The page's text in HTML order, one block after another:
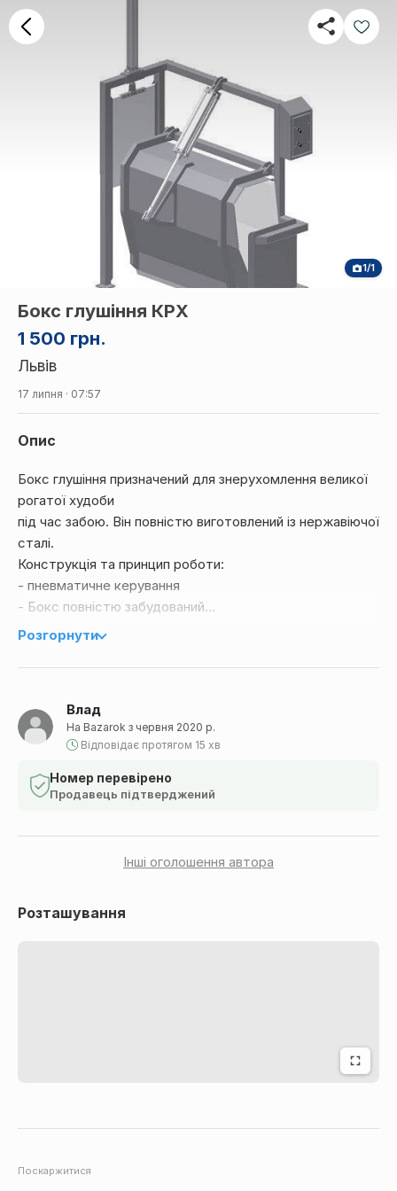
1/1
1 500 грн.
Бокс глушіння КРХ
Львів
17 липня · 07:57
Влад
На Bazarok з червня 2020 р.
Відповідає протягом 15 хв
Номер перевірено
Продавець підтверджений
Інші оголошення автора
Опис
Бокс глушіння призначений для знерухомлення великої
рогатої худоби
під час забою. Він повністю виготовлений із нержавіючої
сталі.
Конструкція та принцип роботи:
- пневматичне керування
- Бокс повністю забудований
- нержавіюча сталь
підключення: Стиснене повітря
висота: 2500mm
ширина: 2600mm
глибина: 1026mm
Витрата повітря на 1 цикл [dm3]: 580
тиск MPa: 0,6
Розгорнути
Розташування
Поскаржитися